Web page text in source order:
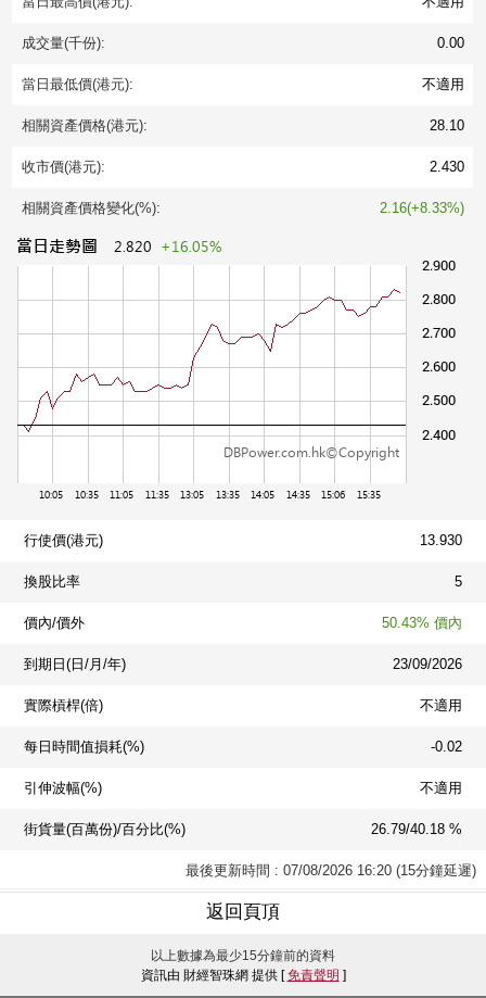
成交量(千份): 0.00
當日最低價(港元): 不適用
相關資產價格(港元): 28.10
收市價(港元): 2.430
相關資產價格變化(%): 2.16(+8.33%)
行使價(港元) 13.930
換股比率 5
價內/價外 50.43% 價內
到期日(日/月/年) 23/09/2026
實際槓桿(倍) 不適用
每日時間值損耗(%) -0.02
引伸波幅(%) 不適用
街貨量(百萬份)/百分比(%) 26.79/40.18 %
最後更新時間 : 07/08/2026 16:20 (15分鐘延遲)
返回頁頂
以上數據為最少15分鐘前的資料
資訊由 財經智珠網 提供 [免責聲明 ]